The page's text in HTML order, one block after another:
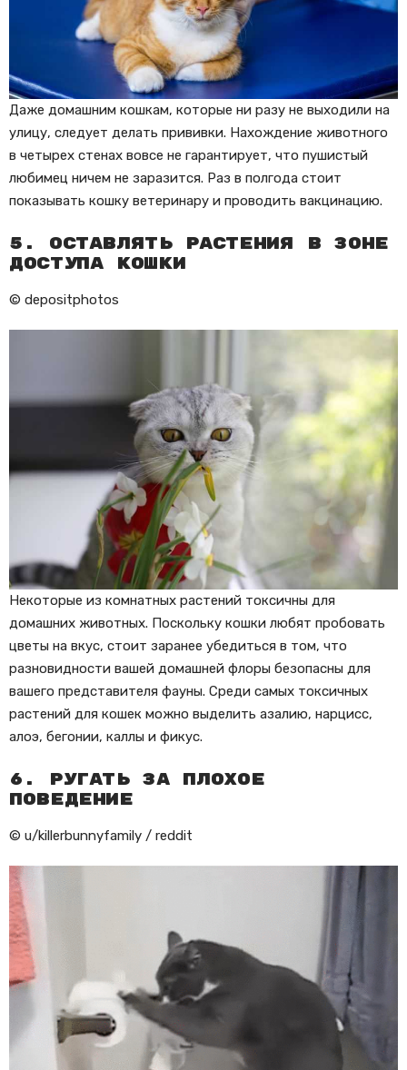
Даже домашним кошкам, которые ни разу не выходили на
улицу, следует делать прививки. Нахождение животного
в четырех стенах вовсе не гарантирует, что пушистый
любимец ничем не заразится. Раз в полгода стоит
показывать кошку ветеринару и проводить вакцинацию.
5. Оставлять растения в зоне
доступа кошки
© depositphotos
Некоторые из комнатных растений токсичны для
домашних животных. Поскольку кошки любят пробовать
цветы на вкус, стоит заранее убедиться в том, что
разновидности вашей домашней флоры безопасны для
вашего представителя фауны. Среди самых токсичных
растений для кошек можно выделить азалию, нарцисс,
алоэ, бегонии, каллы и фикус.
6. Ругать за плохое
поведение
© u/killerbunnyfamily / reddit